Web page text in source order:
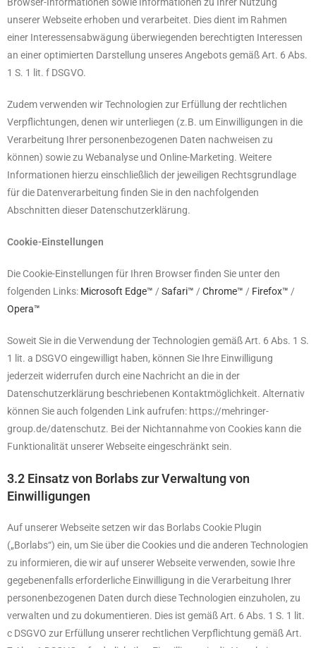
unserer Webseite erhoben und verarbeitet. Dies dient im Rahmen
einer Interessensabwägung überwiegenden berechtigten Interessen
an einer optimierten Darstellung unseres Angebots gemäß Art. 6 Abs.
1 S. 1 lit. f DSGVO.
Zudem verwenden wir Technologien zur Erfüllung der rechtlichen
Verpflichtungen, denen wir unterliegen (z.B. um Einwilligungen in die
Verarbeitung Ihrer personenbezogenen Daten nachweisen zu
können) sowie zu Webanalyse und Online-Marketing. Weitere
Informationen hierzu einschließlich der jeweiligen Rechtsgrundlage
für die Datenverarbeitung finden Sie in den nachfolgenden
Abschnitten dieser Datenschutzerklärung.
Cookie-Einstellungen
Die Cookie-Einstellungen für Ihren Browser finden Sie unter den
folgenden Links: Microsoft Edge™ / Safari™ / Chrome™ / Firefox™ /
Opera™
Soweit Sie in die Verwendung der Technologien gemäß Art. 6 Abs. 1 S.
1 lit. a DSGVO eingewilligt haben, können Sie Ihre Einwilligung
jederzeit widerrufen durch eine Nachricht an die in der
Datenschutzerklärung beschriebenen Kontaktmöglichkeit. Alternativ
können Sie auch folgenden Link aufrufen: https://mehringer-
group.de/datenschutz. Bei der Nichtannahme von Cookies kann die
Funktionalität unserer Webseite eingeschränkt sein.
3.2 Einsatz von Borlabs zur Verwaltung von
Einwilligungen
Auf unserer Webseite setzen wir das Borlabs Cookie Plugin
(„Borlabs“) ein, um Sie über die Cookies und die anderen Technologien
zu informieren, die wir auf unserer Webseite verwenden, sowie Ihre
gegebenenfalls erforderliche Einwilligung in die Verarbeitung Ihrer
personenbezogenen Daten durch diese Technologien einzuholen, zu
verwalten und zu dokumentieren. Dies ist gemäß Art. 6 Abs. 1 S. 1 lit.
c DSGVO zur Erfüllung unserer rechtlichen Verpflichtung gemäß Art.